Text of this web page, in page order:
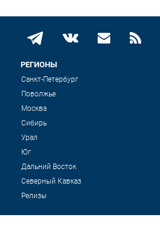
РЕГИОНЫ
Санкт-Петербург
Поволжье
Москва
Сибирь
Урал
Юг
Дальний Восток
Северный Кавказ
Релизы